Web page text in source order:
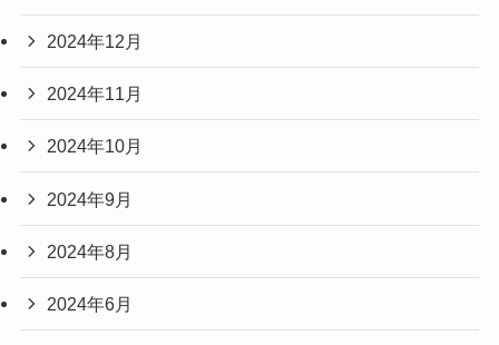
2024年12月
2024年11月
2024年10月
2024年9月
2024年8月
2024年6月